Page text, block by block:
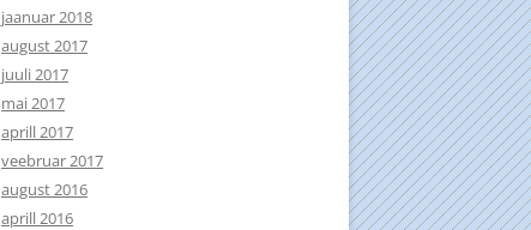
jaanuar 2018
august 2017
juuli 2017
mai 2017
aprill 2017
veebruar 2017
august 2016
aprill 2016